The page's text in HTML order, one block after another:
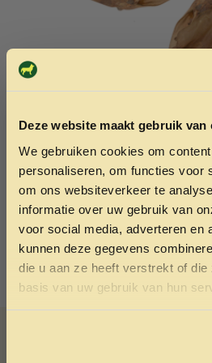
Deze website maakt gebruik van
We gebruiken cookies om
personaliseren, om functies voor
om ons websiteverkeer te
informatie over uw gebruik van
voor social media, adverteren en
kunnen deze gegevens
die u aan ze heeft verstrekt of
basis van uw gebruik van hun
1.75
Toevoegen aan
ONTVANG 5%
JE EERSTE
Ontvang
Door je in te schrijven ga je